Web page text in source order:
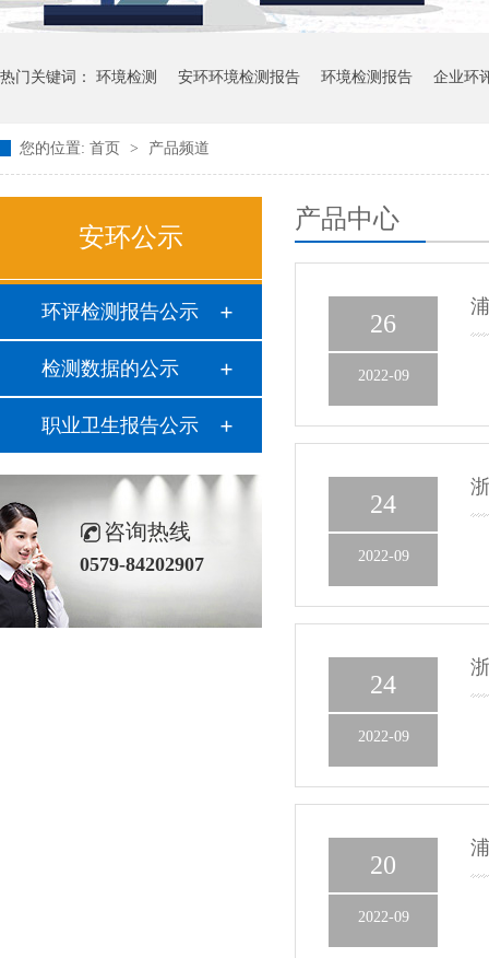
热门关键词： 环境检测 安环环境检测报告 环境检测报告 企业环
您的位置: 首页 > 产品频道
安环公示
环评检测报告公示
检测数据的公示
职业卫生报告公示
咨询热线
0579-84202907
产品中心
26
2022-09
24
2022-09
24
2022-09
20
2022-09